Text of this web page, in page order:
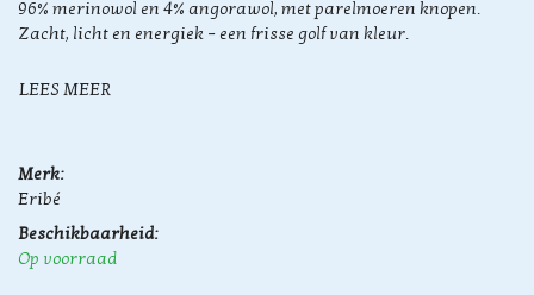
96% merinowol en 4% angorawol, met parelmoeren knopen.
Zacht, licht en energiek – een frisse golf van kleur.
LEES MEER
Merk:
Eribé
Beschikbaarheid:
Op voorraad